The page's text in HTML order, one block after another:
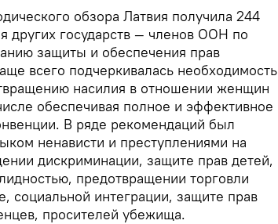
обзора Латвия получила 244
других государств — членов ООН по
защиты и обеспечения прав
всего подчеркивалась необходимость
насилия в отношении женщин
обеспечивая полное и эффективное
В ряде рекомендаций был
ненависти и преступлениями на
дискриминации, защите прав детей,
предотвращении торговли
социальной интеграции, защите прав
просителей убежища.